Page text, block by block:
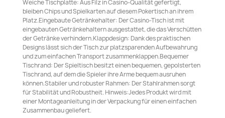
Weiche Tischplatte: Aus Filz in Casino-Qualität gefertigt,
bleiben Chips und Spielkarten auf diesem Pokertisch an ihrem
Platz.Eingebaute Getränkehalter: Der Casino-Tisch ist mit
eingebauten Getränkehaltern ausgestattet, die das Verschütten
der Getränke verhindern.Klappdesign: Dank des praktischen
Designs lässt sich der Tisch zur platzsparenden Aufbewahrung
und zum einfachen Transport zusammenklappen.Bequemer
Tischrand: Der Spieltisch besitzt einen bequemen, gepolsterten
Tischrand, auf dem die Spieler ihre Arme bequem ausruhen
können.Stabiler und robuster Rahmen: Der Stahlrahmen sorgt
für Stabilität und Robustheit. Hinweis:Jedes Produkt wird mit
einer Montageanleitung in der Verpackung für einen einfachen
Zusammenbau geliefert.